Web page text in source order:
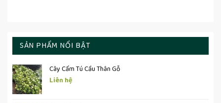
SẢN PHẨM NỔI BẬT
Cây Cẩm Tú Cầu Thân Gỗ
Liên hệ